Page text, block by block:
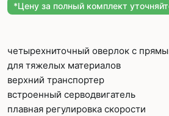
*Цену за полный комплект
четырехниточный оверлок с
для тяжелых материалов
верхний транспортер
встроенный серводвигатель
плавная регулировка скорости